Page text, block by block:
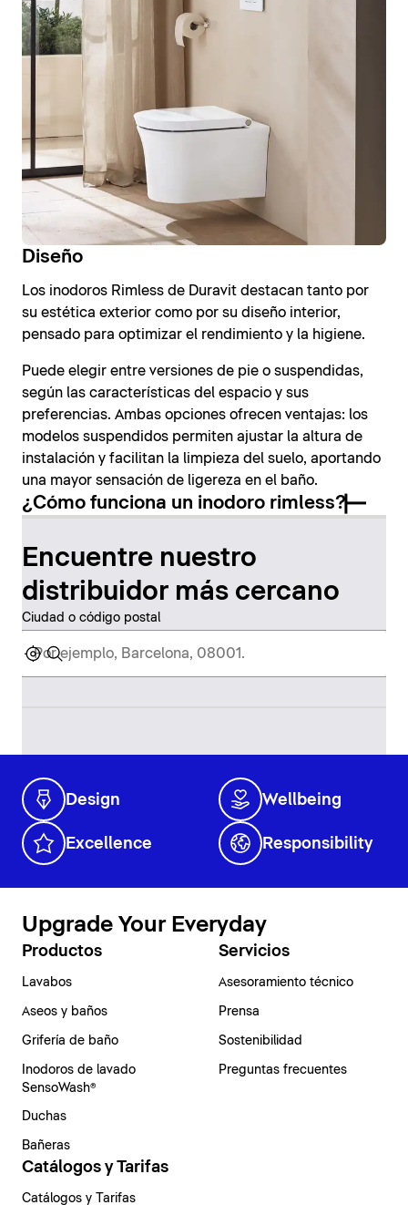
Diseño
Los inodoros Rimless de Duravit destacan tanto por
su estética exterior como por su diseño interior,
pensado para optimizar el rendimiento y la higiene.
Puede elegir entre versiones de pie o suspendidas,
según las características del espacio y sus
preferencias. Ambas opciones ofrecen ventajas: los
modelos suspendidos permiten ajustar la altura de
instalación y facilitan la limpieza del suelo, aportando
una mayor sensación de ligereza en el baño.
¿Cómo funciona un inodoro rimless?
Encuentre nuestro
distribuidor más cercano
Ciudad o código postal
Design Wellbeing
Excellence Responsibility
Upgrade Your Everyday
Productos
Lavabos
Aseos y baños
Grifería de baño
Inodoros de lavado
SensoWash®
Duchas
Bañeras
Servicios
Asesoramiento técnico
Prensa
Sostenibilidad
Preguntas frecuentes
Catálogos y Tarifas
Catálogos y Tarifas